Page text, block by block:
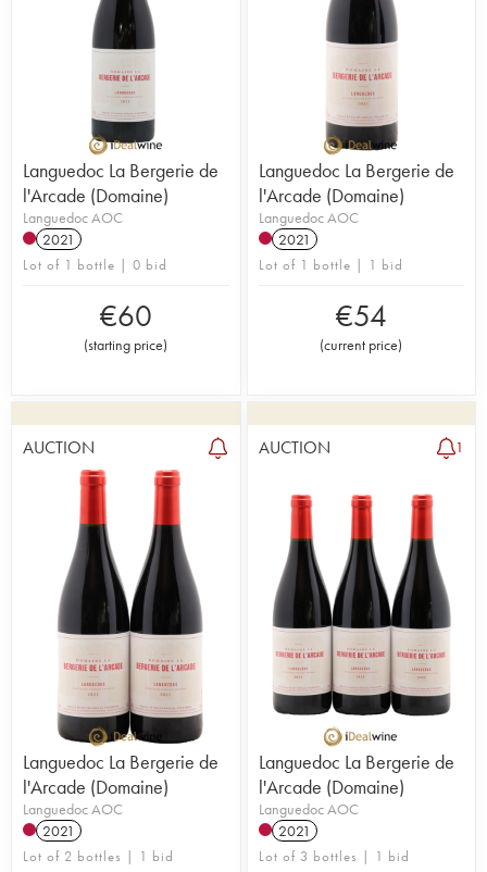
Languedoc La Bergerie de
l'Arcade (Domaine)
Languedoc AOC
2021
Lot of 1 bottle | 0 bid
€60
(starting price)
Languedoc La Bergerie de
l'Arcade (Domaine)
Languedoc AOC
2021
Lot of 1 bottle | 1 bid
€54
(current price)
AUCTION
Languedoc La Bergerie de
l'Arcade (Domaine)
Languedoc AOC
2021
Lot of 2 bottles | 1 bid
AUCTION 1
Languedoc La Bergerie de
l'Arcade (Domaine)
Languedoc AOC
2021
Lot of 3 bottles | 1 bid